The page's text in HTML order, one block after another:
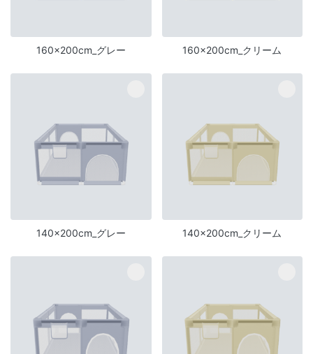
160×200cm_グレー 160×200cm_クリーム
140x200cm_グレー 140x200cm_クリーム